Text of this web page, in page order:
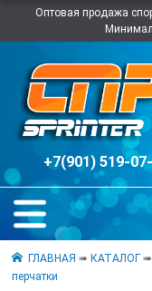
Оптовая продажа
+7(901) 519-
ГЛАВНАЯ ➠КАТАЛОГ
перчатки